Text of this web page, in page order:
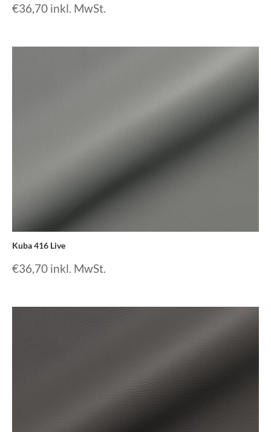
€36,70 inkl. MwSt.
Kuba 416 Live
€36,70 inkl. MwSt.